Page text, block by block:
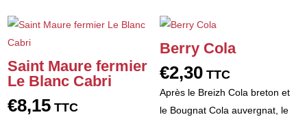
Saint Maure fermier
Le Blanc Cabri
€8,15 TTC
Berry Cola
€2,30 TTC
Après le Breizh Cola breton et
le Bougnat Cola auvergnat, le